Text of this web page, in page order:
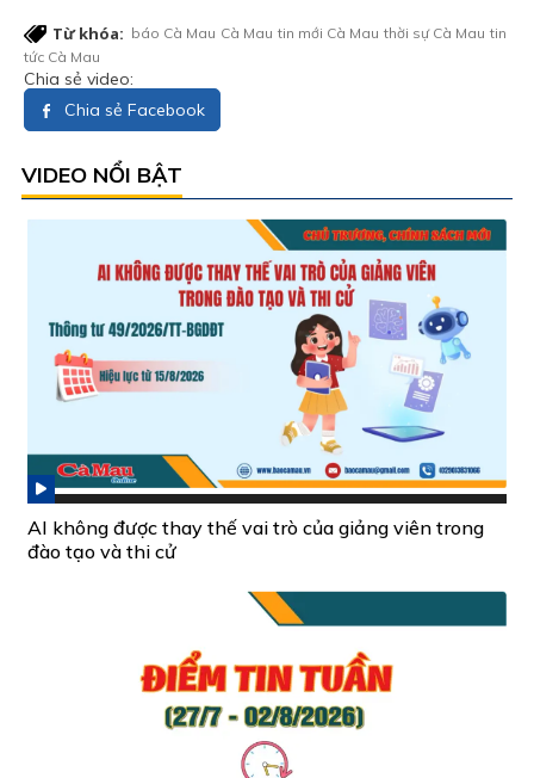
Từ khóa: báo Cà Mau Cà Mau tin mới Cà Mau thời sự Cà Mau tin
tức Cà Mau
Chia sẻ video:
Chia sẻ Facebook
VIDEO NỔI BẬT
AI không được thay thế vai trò của giảng viên trong
đào tạo và thi cử